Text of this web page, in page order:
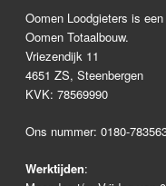
Oomen Loodgieters is
Oomen Totaalbouw.
Vriezendijk 11
4651 ZS, Steenbergen
KVK: 78569990
Ons nummer:0180-
Werktijden: